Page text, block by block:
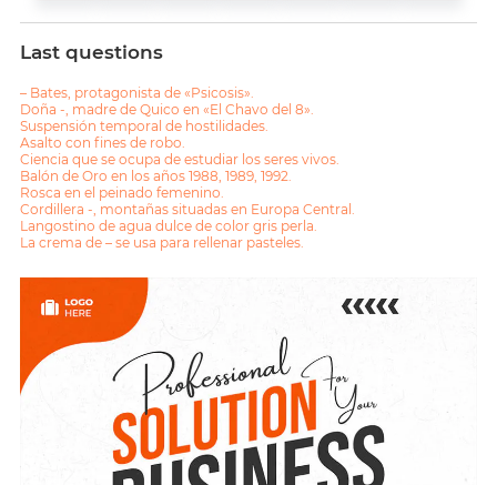
Last questions
– Bates, protagonista de «Psicosis».
Doña -, madre de Quico en «El Chavo del 8».
Suspensión temporal de hostilidades.
Asalto con fines de robo.
Ciencia que se ocupa de estudiar los seres vivos.
Balón de Oro en los años 1988, 1989, 1992.
Rosca en el peinado femenino.
Cordillera -, montañas situadas en Europa Central.
Langostino de agua dulce de color gris perla.
La crema de – se usa para rellenar pasteles.